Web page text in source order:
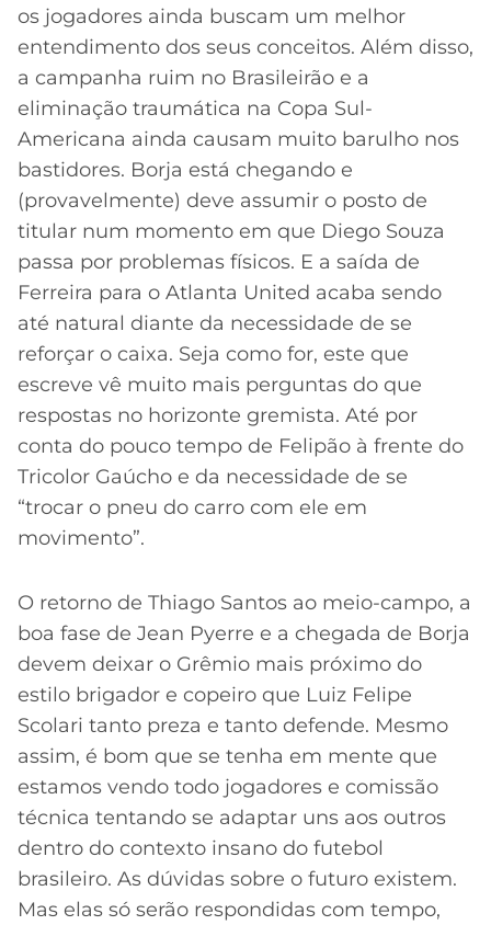
os jogadores ainda buscam um melhor
entendimento dos seus conceitos. Além disso,
a campanha ruim no Brasileirão e a
eliminação traumática na Copa Sul-
Americana ainda causam muito barulho nos
bastidores. Borja está chegando e
(provavelmente) deve assumir o posto de
titular num momento em que Diego Souza
passa por problemas físicos. E a saída de
Ferreira para o Atlanta United acaba sendo
até natural diante da necessidade de se
reforçar o caixa. Seja como for, este que
escreve vê muito mais perguntas do que
respostas no horizonte gremista. Até por
conta do pouco tempo de Felipão à frente do
Tricolor Gaúcho e da necessidade de se
“trocar o pneu do carro com ele em
movimento”.
O retorno de Thiago Santos ao meio-campo, a
boa fase de Jean Pyerre e a chegada de Borja
devem deixar o Grêmio mais próximo do
estilo brigador e copeiro que Luiz Felipe
Scolari tanto preza e tanto defende. Mesmo
assim, é bom que se tenha em mente que
estamos vendo todo jogadores e comissão
técnica tentando se adaptar uns aos outros
dentro do contexto insano do futebol
brasileiro. As dúvidas sobre o futuro existem.
Mas elas só serão respondidas com tempo,